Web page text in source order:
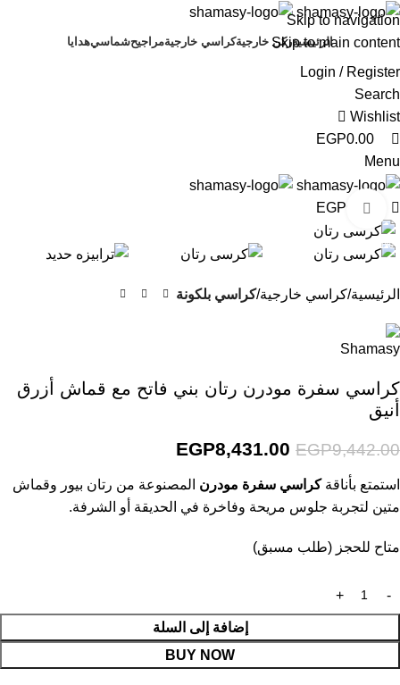
Skip to navigation
Skip to main content
الرئيسيةركن خارجيةكراسي خارجيةمراجيحشماسيهدايا
Login / Register
Search
Wishlist
EGP0.00
Menu
EGP 0.00
-11%
Click to enlarge
الرئيسية كراسي خارجية كراسي بلكونة
كراسي سفرة مودرن رتان بني فاتح مع قماش أزرق
أنيق
EGP9,442.00
EGP8,431.00
استمتع بأناقةكراسي سفرة مودرن المصنوعة من رتان بيور وقماش
متين لتجربة جلوس مريحة وفاخرة في الحديقة أو الشرفة.
متاح للحجز (طلب مسبق)
إضافة إلى السلة
BUY NOW